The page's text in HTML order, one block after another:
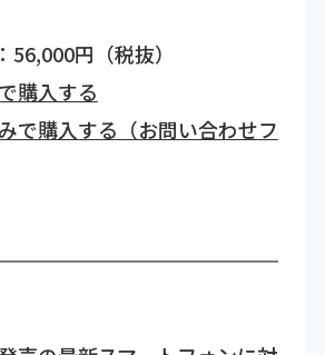
円（税抜）
購入する
で購入する（お問い合わせフ